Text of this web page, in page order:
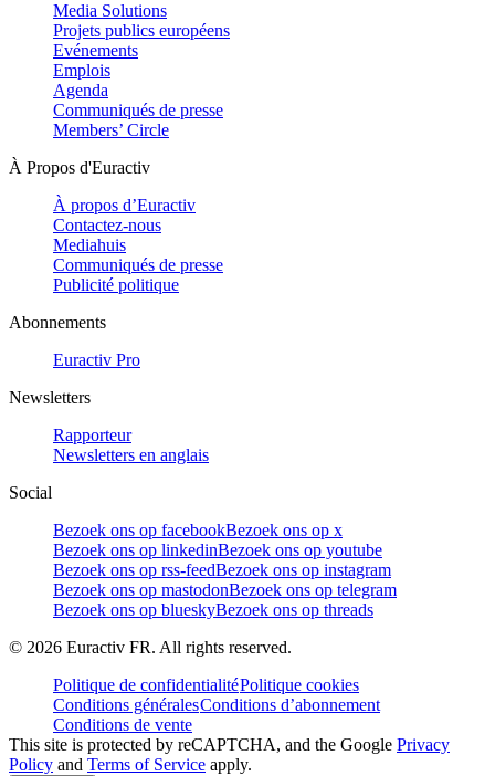
Media Solutions
Projets publics européens
Evénements
Emplois
Agenda
Communiqués de presse
Members’ Circle
À Propos d'Euractiv
À propos d’Euractiv
Contactez-nous
Mediahuis
Communiqués de presse
Publicité politique
Abonnements
Euractiv Pro
Newsletters
Rapporteur
Newsletters en anglais
Social
Bezoek ons op facebookBezoek ons op x
Bezoek ons op linkedinBezoek ons op youtube
Bezoek ons op rss-feedBezoek ons op instagram
Bezoek ons op mastodonBezoek ons op telegram
Bezoek ons op blueskyBezoek ons op threads
© 2026 Euractiv FR. All rights reserved.
Politique de confidentialitéPolitique cookies
Conditions généralesConditions d’abonnement
Conditions de vente
This site is protected by reCAPTCHA, and the Google Privacy
Policy and Terms of Service apply.